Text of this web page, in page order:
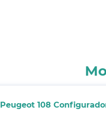
Peugeot 108